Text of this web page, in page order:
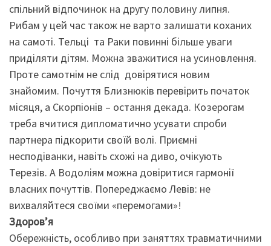
спільний відпочинок на другу половину липня.
Рибам у цей час також не варто залишати коханих
на самоті. Тельці та Раки повинні більше уваги
приділяти дітям. Можна зважитися на усиновлення.
Проте самотнім не слід довірятися новим
знайомим. Почуття Близнюків перевірить початок
місяця, а Скорпіонів – остання декада. Козерогам
треба вчитися дипломатично усувати спроби
партнера підкорити своїй волі. Приємні
несподіванки, навіть схожі на диво, очікують
Терезів. А Водоліям можна довіритися гармонії
власних почуттів. Попереджаємо Левів: не
вихваляйтеся своїми «перемогами»!
Здоров’я
Обережність, особливо при заняттях травматичними